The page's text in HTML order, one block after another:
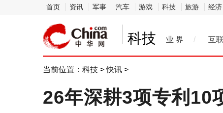
首页 资讯 军事 汽车 游戏 科技 旅游 经济
科技 业 界 / 互
当前位置： 科技 >快讯 >
26年深耕3项专利10